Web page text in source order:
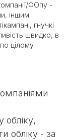
ФОпу -
іншим
гнучкі
швидко, в
по цілому
обліку,
обліку - за